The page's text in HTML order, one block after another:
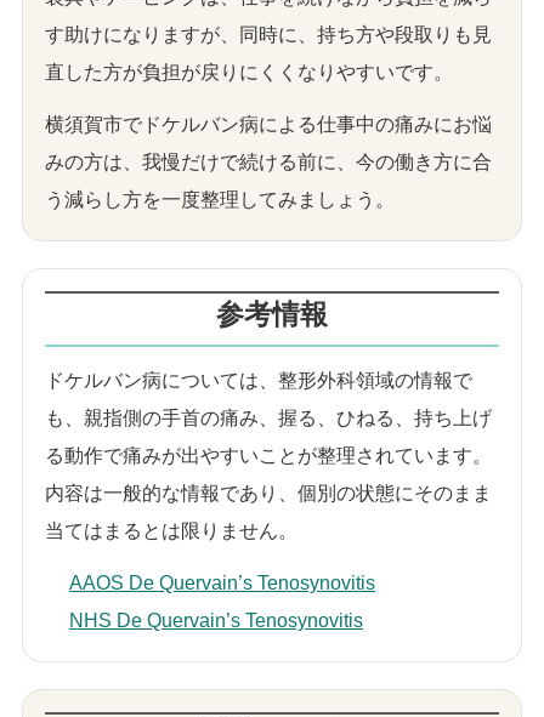
す助けになりますが、同時に、持ち方や段取りも見
直した方が負担が戻りにくくなりやすいです。
横須賀市でドケルバン病による仕事中の痛みにお悩
みの方は、我慢だけで続ける前に、今の働き方に合
う減らし方を一度整理してみましょう。
参考情報
ドケルバン病については、整形外科領域の情報で
も、親指側の手首の痛み、握る、ひねる、持ち上げ
る動作で痛みが出やすいことが整理されています。
内容は一般的な情報であり、個別の状態にそのまま
当てはまるとは限りません。
AAOS De Quervain’s Tenosynovitis
NHS De Quervain’s Tenosynovitis